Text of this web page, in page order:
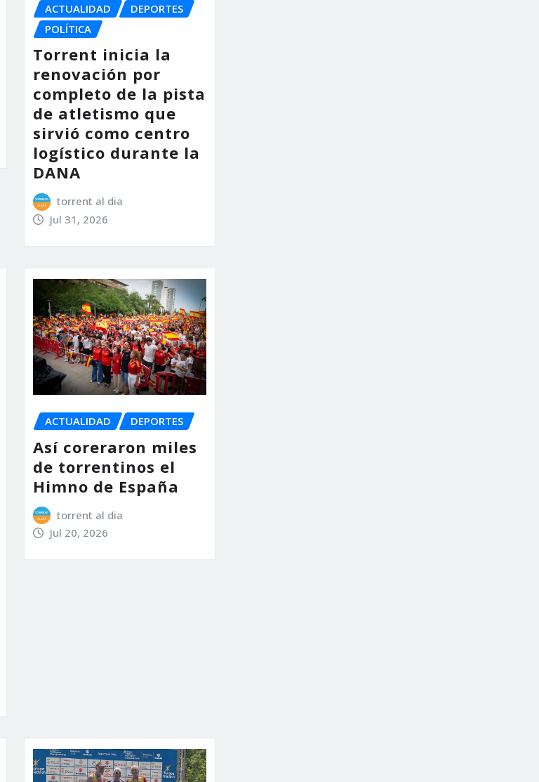
ACTUALIDAD
DEPORTES
POLÍTICA
Torrent inicia la
renovación por
completo de la pista
de atletismo que
sirvió como centro
logístico durante la
DANA
torrent al dia
Jul 31, 2026
ACTUALIDAD DEPORTES
Así coreraron miles
de torrentinos el
Himno de España
torrent al dia
Jul 20, 2026